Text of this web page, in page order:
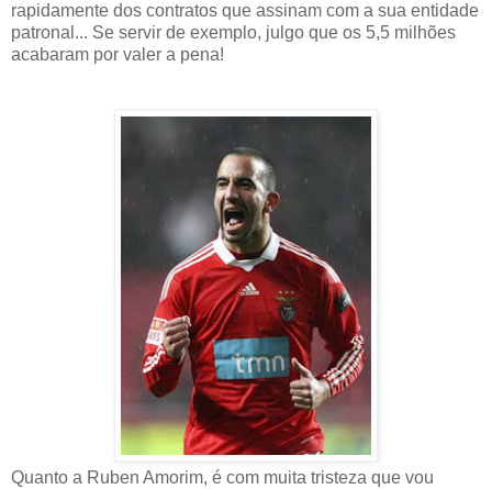
rapidamente dos contratos que assinam com a sua entidade
patronal... Se servir de exemplo, julgo que os 5,5 milhões
acabaram por valer a pena!
Quanto a Ruben Amorim, é com muita tristeza que vou